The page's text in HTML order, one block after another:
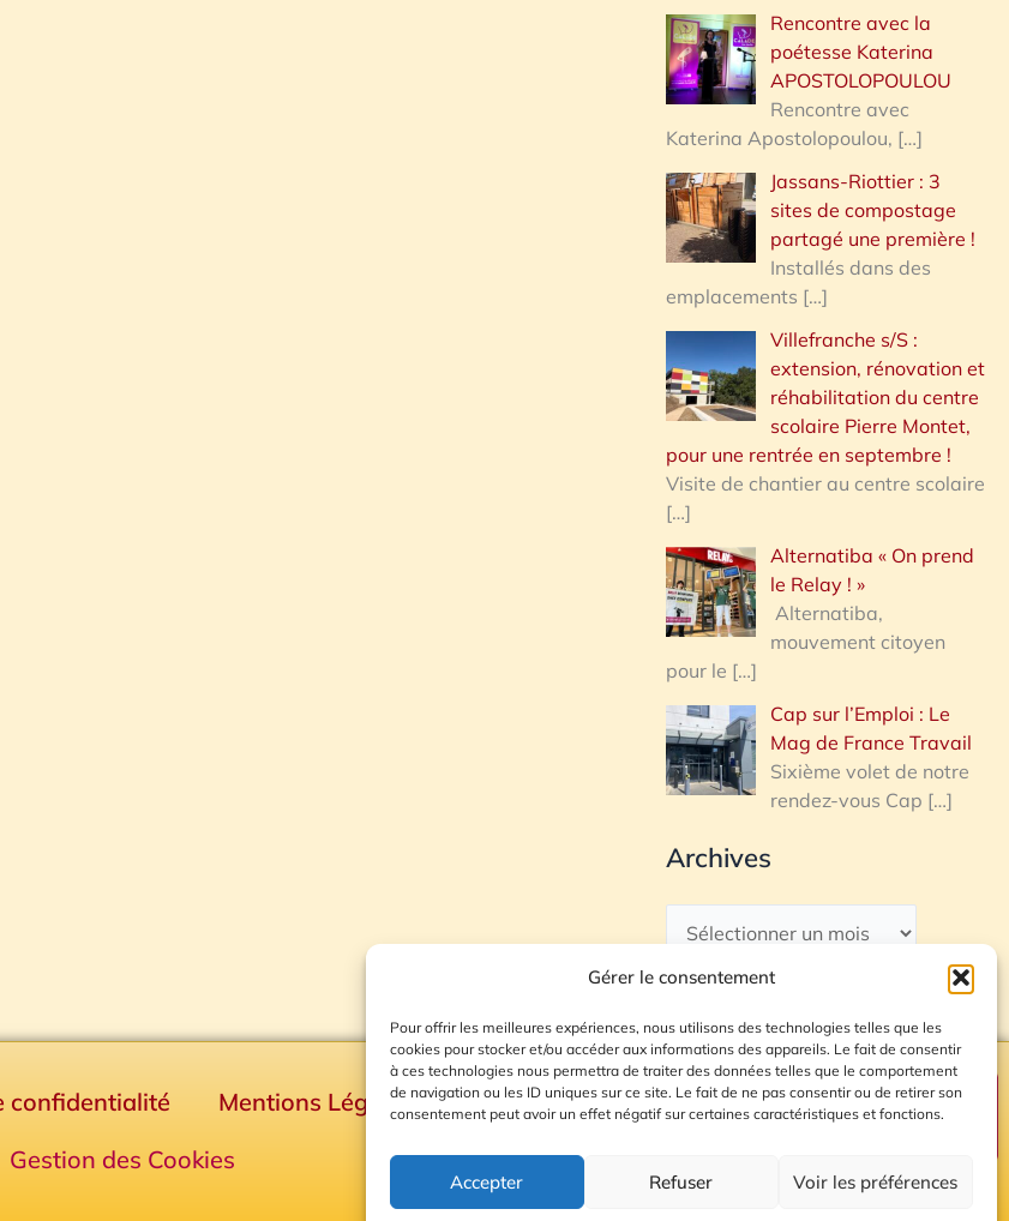
Gérer le consentement
Pour offrir les meilleures expériences, nous utilisons des technologies telles que les
cookies pour stocker et/ou accéder aux informations des appareils. Le fait de consentir
à ces technologies nous permettra de traiter des données telles que le comportement
de navigation ou les ID uniques sur ce site. Le fait de ne pas consentir ou de retirer son
consentement peut avoir un effet négatif sur certaines caractéristiques et fonctions.
Accepter Refuser Voir les préférences
Rencontre avec la
poétesse Katerina
APOSTOLOPOULOU
Rencontre avec
Katerina Apostolopoulou, […]
Jassans-Riottier : 3
sites de compostage
partagé une première !
Installés dans des
emplacements […]
Villefranche s/S :
extension, rénovation et
réhabilitation du centre
scolaire Pierre Montet,
pour une rentrée en septembre !
Visite de chantier au centre scolaire
[…]
Alternatiba « On prend
le Relay ! »
Alternatiba,
mouvement citoyen
pour le […]
Cap sur l’Emploi : Le
Mag de France Travail
Sixième volet de notre
rendez-vous Cap […]
Archives
confidentialité Mentions Légales
Plan du site
Gestion des Cookies